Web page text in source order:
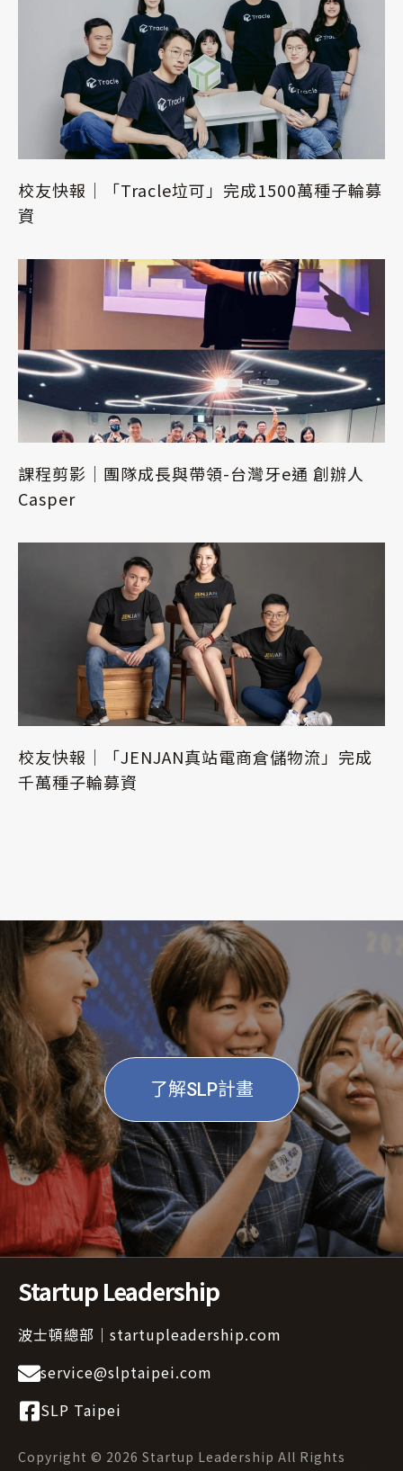
校友快報｜「Tracle垃可」完成1500萬種子輪募
資
課程剪影｜團隊成長與帶領-台灣牙e通 創辦人
Casper
校友快報｜「JENJAN真站電商倉儲物流」完成
千萬種子輪募資
了解SLP計畫
Startup Leadership
波士頓總部｜startupleadership.com
service@slptaipei.com
SLP Taipei
Copyright © 2026 Startup Leadership All Rights